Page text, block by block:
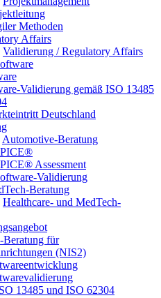
Methoden
Affairs
Validierung / Regulatory Affairs
Validierung gemäß ISO 13485
Deutschland
Automotive-Beratung
Assessment
Validierung
Beratung
Healthcare- und MedTech-
Beratung für
(NIS2)
13485 und ISO 62304